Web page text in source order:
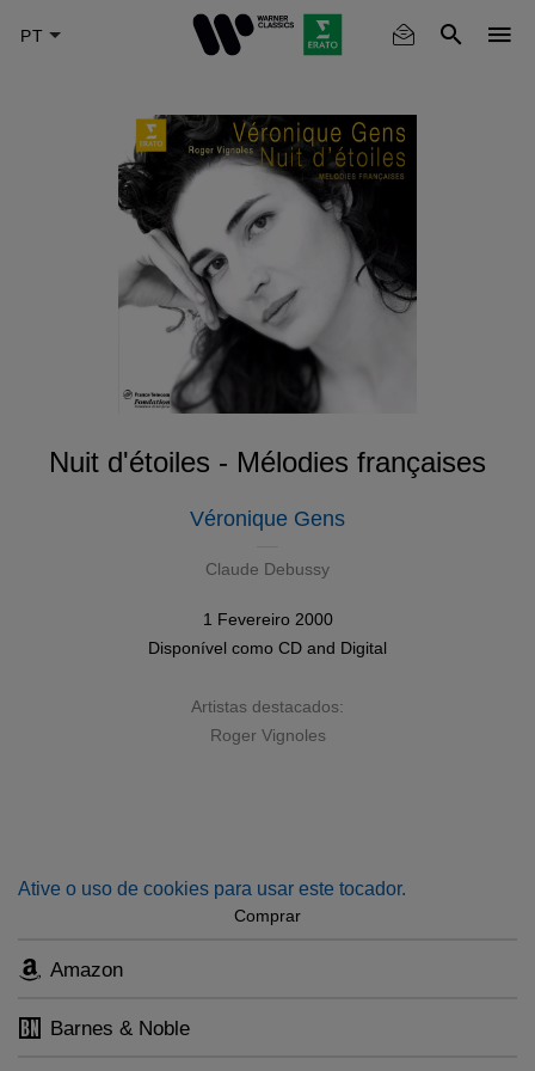
Nuit d'étoiles - Mélodies françaises
Véronique Gens
Claude Debussy
1 Fevereiro 2000
Disponível como CD and Digital
Artistas destacados:
Roger Vignoles
Ative o uso de cookies para usar este tocador.
Comprar
Amazon
Barnes & Noble